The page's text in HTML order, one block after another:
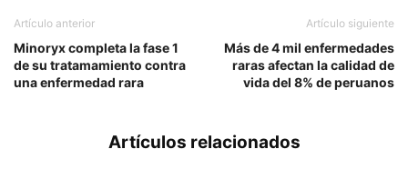
Artículo anterior
Minoryx completa la fase 1
de su tratamamiento contra
una enfermedad rara
Artículo siguiente
Más de 4 mil enfermedades
raras afectan la calidad de
vida del 8% de peruanos
Artículos relacionados